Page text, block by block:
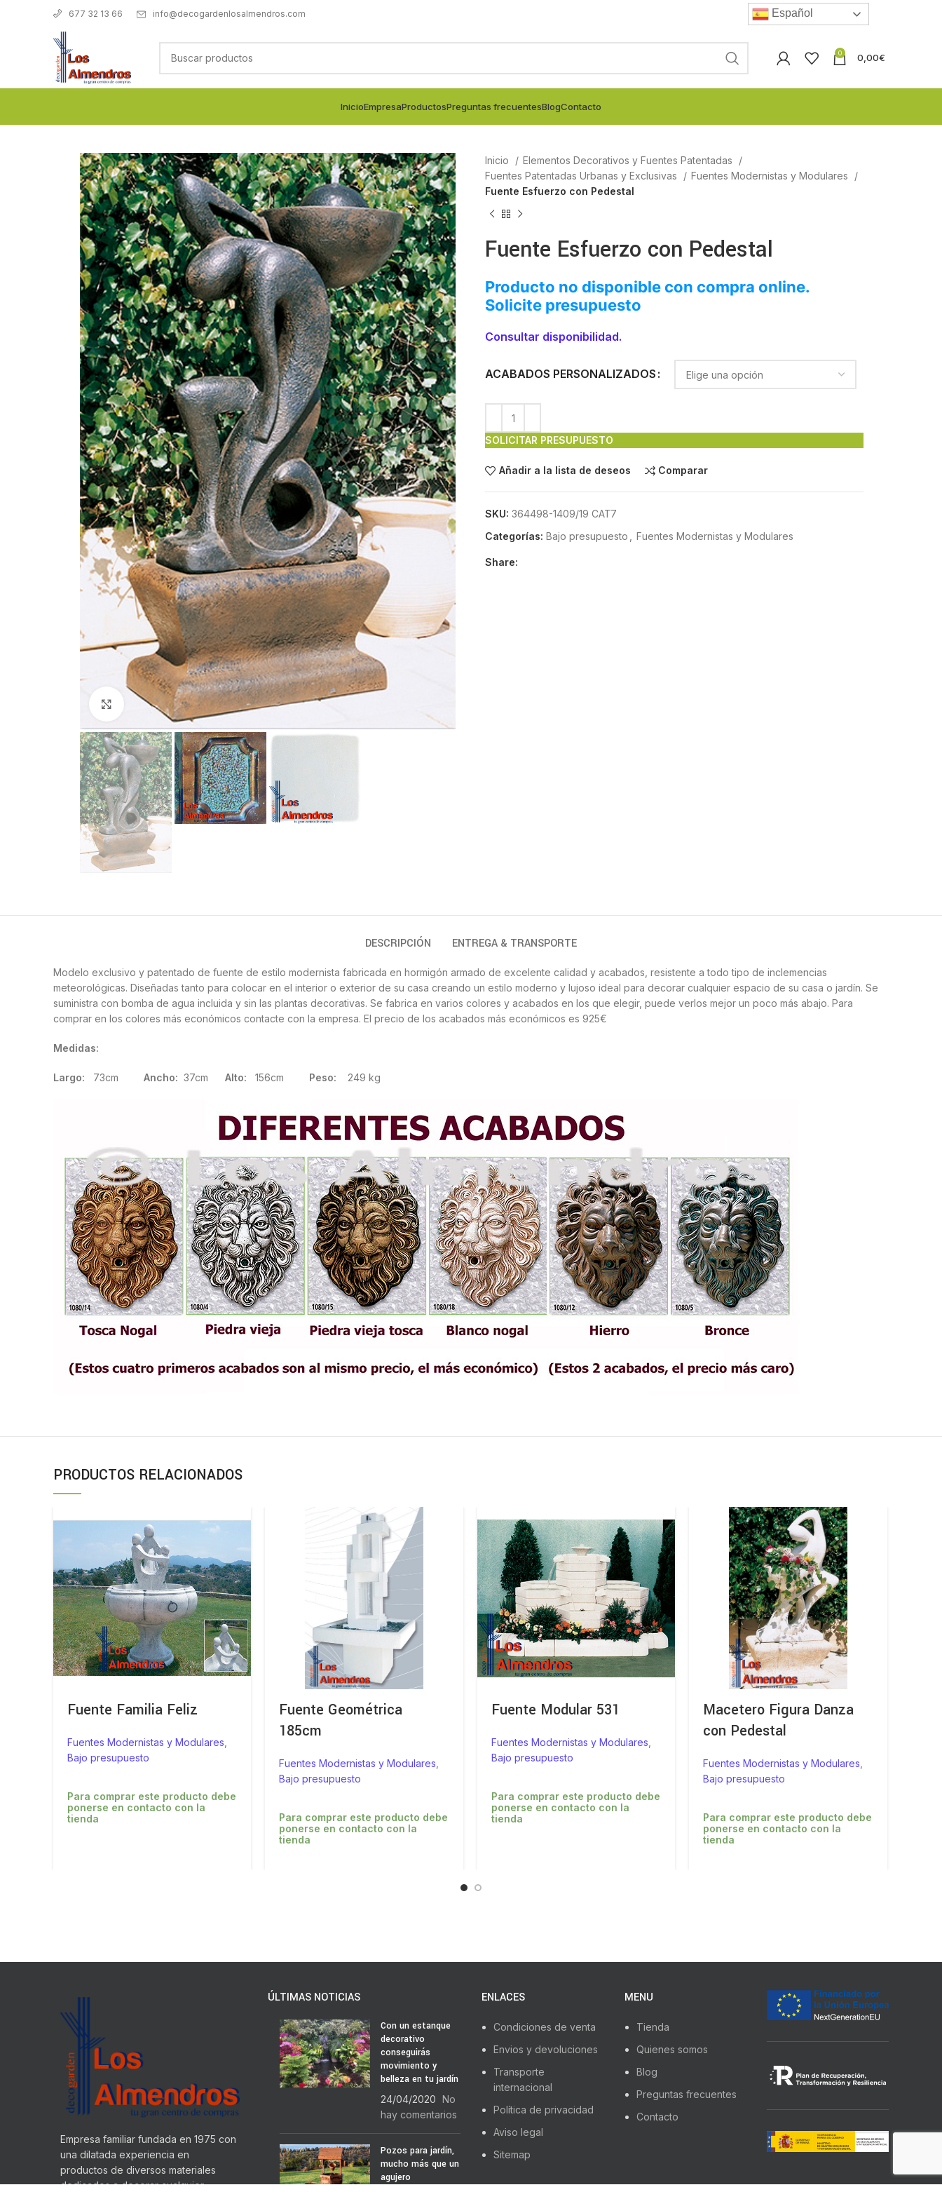
677 32 13 66 info@decogardenlosalmendros.com Español
0 0,00€
InicioEmpresaProductosPreguntas frecuentesBlogContacto
Clic para ampliar
Inicio
Elementos Decorativos y Fuentes Patentadas
Fuentes Patentadas Urbanas y Exclusivas
Fuentes Modernistas y Modulares
Fuente Esfuerzo con Pedestal
Fuente Esfuerzo con Pedestal
Producto no disponible con compra online.
Solicite presupuesto
Consultar disponibilidad.
ACABADOS PERSONALIZADOS
SOLICITAR PRESUPUESTO
Añadir a la lista de deseos Comparar
SKU: 364498-1409/19 CAT7
Categorías: Bajo presupuesto Fuentes Modernistas y Modulares
Share:
DESCRIPCIÓN ENTREGA & TRANSPORTE
Modelo exclusivo y patentado de fuente de estilo modernista fabricada en hormigón armado de excelente calidad y acabados, resistente a todo tipo de inclemencias
meteorológicas. Diseñadas tanto para colocar en el interior o exterior de su casa creando un estilo moderno y lujoso ideal para decorar cualquier espacio de su casa o jardín. Se
suministra con bomba de agua incluida y sin las plantas decorativas. Se fabrica en varios colores y acabados en los que elegir, puede verlos mejor un poco más abajo. Para
comprar en los colores más económicos contacte con la empresa. El precio de los acabados más económicos es 925€
Medidas:
Largo: 73cm Ancho: 37cm Alto: 156cm Peso: 249 kg
PRODUCTOS RELACIONADOS
Fuente Familia Feliz
Fuentes Modernistas y Modulares
Bajo presupuesto
Para comprar este producto debe
ponerse en contacto con la
tienda
Fuente Geométrica
185cm
Fuentes Modernistas y Modulares
Bajo presupuesto
Para comprar este producto debe
ponerse en contacto con la
tienda
Fuente Modular 531
Fuentes Modernistas y Modulares
Bajo presupuesto
Para comprar este producto debe
ponerse en contacto con la
tienda
Macetero Figura Danza
con Pedestal
Fuentes Modernistas y Modulares
Bajo presupuesto
Para comprar este producto debe
ponerse en contacto con la
tienda
Empresa familiar fundada en 1975 con
una dilatada experiencia en
productos de diversos materiales
dedicados a decorar cualquier
ÚLTIMAS NOTICIAS
Con un estanque
decorativo
conseguirás
movimiento y
belleza en tu jardín
24/04/2020 No
hay comentarios
Pozos para jardín,
mucho más que un
agujero
ENLACES
Condiciones de venta
Envios y devoluciones
Transporte
internacional
Política de privacidad
Aviso legal
Sitemap
MENU
Tienda
Quienes somos
Blog
Preguntas frecuentes
Contacto